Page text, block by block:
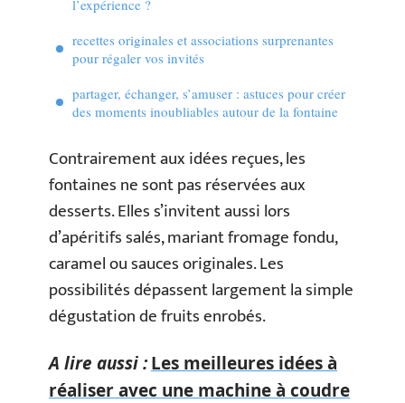
l’expérience ?
recettes originales et associations surprenantes
pour régaler vos invités
partager, échanger, s’amuser : astuces pour créer
des moments inoubliables autour de la fontaine
Contrairement aux idées reçues, les
fontaines ne sont pas réservées aux
desserts. Elles s’invitent aussi lors
d’apéritifs salés, mariant fromage fondu,
caramel ou sauces originales. Les
possibilités dépassent largement la simple
dégustation de fruits enrobés.
A lire aussi :Les meilleures idées à
réaliser avec une machine à coudre